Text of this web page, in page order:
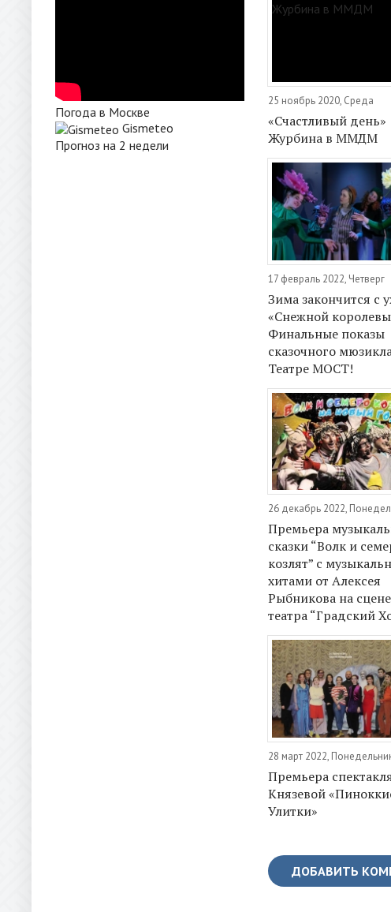
Погода в Москве
Gismeteo
Прогноз на 2 недели
25 ноябрь 2020, Среда
«Счастливый день»
Журбина в ММДМ
17 февраль 2022, Четверг
Зима закончится с
«Снежной
Финальные показы
сказочного
Театре МОСТ!
26 декабрь 2022,
Премьера
сказки “Волк и
козлят” с
хитами от Алексея
Рыбникова на сцене
театра “Градский
28 март 2022,
Премьера
Князевой
Улитки»
ДОБАВИТЬ